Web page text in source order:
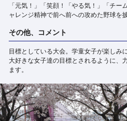
「元気！」「笑顔！「やる気！」「チー
ャレンジ精神で前へ前への攻めた野球を
その他、コメント
目標としている大会。学童女子が楽しみ
大好きな女子達の目標とされるように、
ます。